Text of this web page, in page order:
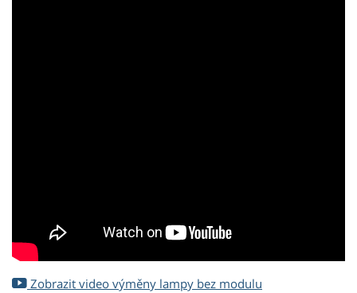
Zobrazit video výměny lampy bez modulu